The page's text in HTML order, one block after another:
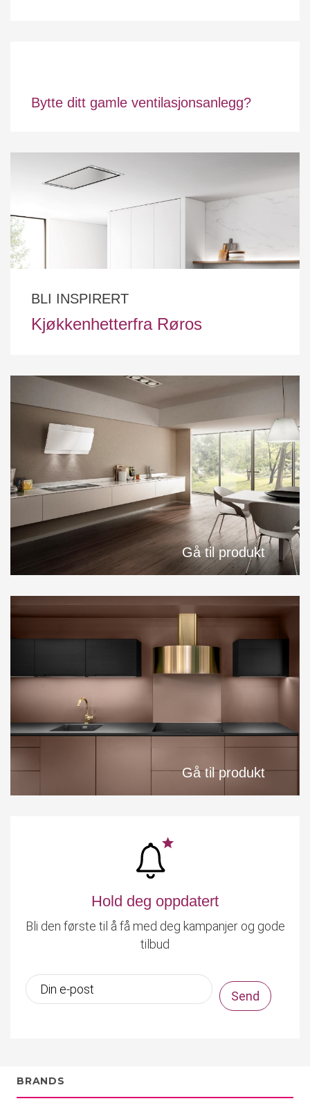
Bytte ditt gamle ventilasjonsanlegg?
BLI INSPIRERT
Kjøkkenhetterfra Røros
Gå til produkt
Gå til produkt
Hold deg oppdatert
Bli den første til å få med deg kampanjer og gode
tilbud
BRANDS